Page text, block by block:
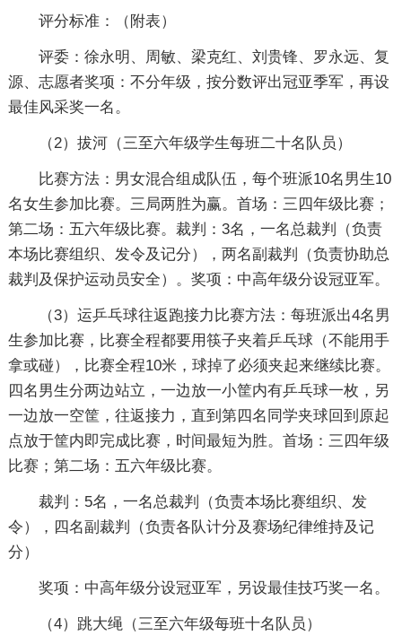
评分标准：（附表）
评委：徐永明、周敏、梁克红、刘贵锋、罗永远、复
源、志愿者奖项：不分年级，按分数评出冠亚季军，再设
最佳风采奖一名。
（2）拔河（三至六年级学生每班二十名队员）
比赛方法：男女混合组成队伍，每个班派10名男生10
名女生参加比赛。三局两胜为赢。首场：三四年级比赛；
第二场：五六年级比赛。裁判：3名，一名总裁判（负责
本场比赛组织、发令及记分），两名副裁判（负责协助总
裁判及保护运动员安全）。奖项：中高年级分设冠亚军。
（3）运乒乓球往返跑接力比赛方法：每班派出4名男
生参加比赛，比赛全程都要用筷子夹着乒乓球（不能用手
拿或碰），比赛全程10米，球掉了必须夹起来继续比赛。
四名男生分两边站立，一边放一小筐内有乒乓球一枚，另
一边放一空筐，往返接力，直到第四名同学夹球回到原起
点放于筐内即完成比赛，时间最短为胜。首场：三四年级
比赛；第二场：五六年级比赛。
裁判：5名，一名总裁判（负责本场比赛组织、发
令），四名副裁判（负责各队计分及赛场纪律维持及记
分）
奖项：中高年级分设冠亚军，另设最佳技巧奖一名。
（4）跳大绳（三至六年级每班十名队员）